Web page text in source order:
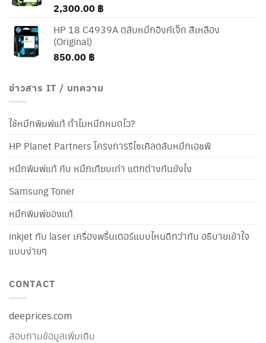
2,300.00 ฿
HP 18 C4939A ตลับหมึกอิงค์เจ็ท สีเหลือง
(Original)
850.00 ฿
ข่าวสาร IT / บทความ
ใช้หมึกพิมพ์แท้ ทำไมหมึกหมดไว?
HP Planet Partners โครงการรีไซเคิลตลับหมึกเอชพี
หมึกพิมพ์แท้ กับ หมึกเทียบเท่า แตกต่างกันยังไง
Samsung Toner
หมึกพิมพ์ของแท้
inkjet กับ laser เครื่องพริ้นเตอร์แบบไหนดีกว่ากัน อธิบายเข้าใจ
แบบง่ายๆ
CONTACT
deeprices.com
สอบถามข้อมูลเพิ่มเติม